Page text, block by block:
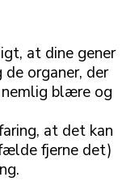
at dine gener
organer, der
blære og
at det kan
fjerne det)